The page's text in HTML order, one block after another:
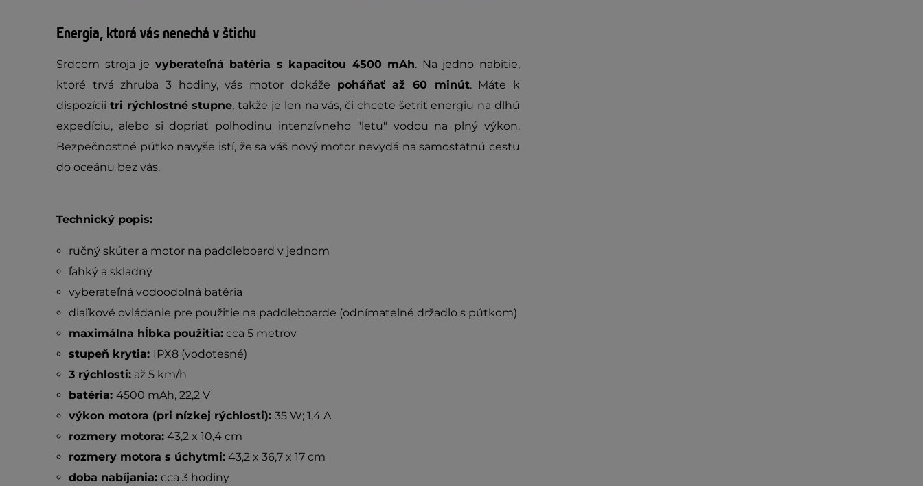
Energia, ktorá vás nenechá v štichu
Srdcom stroja je vyberateľná batéria s kapacitou 4500 mAh. Na jedno nabitie,
ktoré trvá zhruba 3 hodiny, vás motor dokáže poháňať až 60 minút. Máte k
dispozícii tri rýchlostné stupne, takže je len na vás, či chcete šetriť energiu na dlhú
expedíciu, alebo si dopriať polhodinu intenzívneho "letu" vodou na plný výkon.
Bezpečnostné pútko navyše istí, že sa váš nový motor nevydá na samostatnú cestu
do oceánu bez vás.
Technický popis:
ručný skúter a motor na paddleboard v jednom
ľahký a skladný
vyberateľná vodoodolná batéria
diaľkové ovládanie pre použitie na paddleboarde (odnímateľné držadlo s pútkom)
maximálna hĺbka použitia:cca 5 metrov
stupeň krytia: IPX8 (vodotesné)
3 rýchlosti:až 5 km/h
batéria: 4500 mAh, 22,2 V
výkon motora (pri nízkej rýchlosti): 35 W; 1,4 A
rozmery motora:43,2 x 10,4 cm
rozmery motora s úchytmi:43,2 x 36,7 x 17 cm
doba nabíjania: cca 3 hodiny